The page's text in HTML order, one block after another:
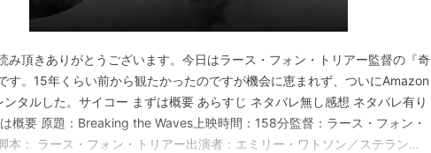
み頂きありがとうございます。今日はラース・フォン・トリアー監督の『奇
す。15年くらい前から観たかったのですが機会に恵まれず、ついにAmazon
タルした。サイコー まずは概要 あらすじ ネタバレ無し感想 ネタバレ有り
概要 原題：Breaking the Waves上映時間：158分監督：ラース・フォン・
本： ラース・フォン・トリアー出演者：エミリー・ワトソン／ステラン・